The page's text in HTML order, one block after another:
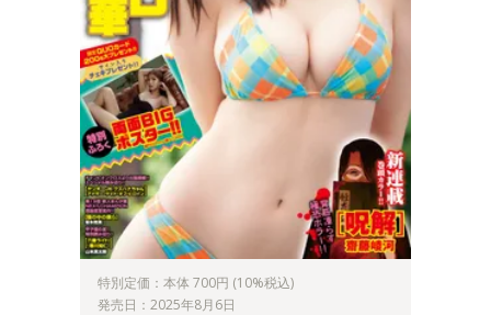
特別定価：本体 700円 (10%税込)
発売日：2025年8月6日